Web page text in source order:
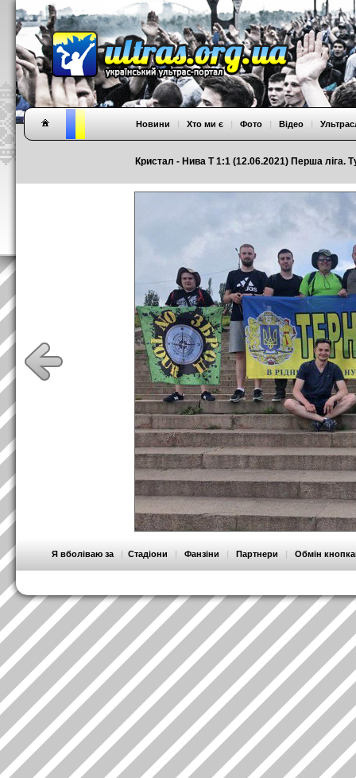
Кристал - Нива Т 1:1 (12.06.2021) Перша ліга.
Новини | Хто ми є | Фото | Відео |
Я вболіваю за | Стадіони | Фанзіни | Партнери | Обмін